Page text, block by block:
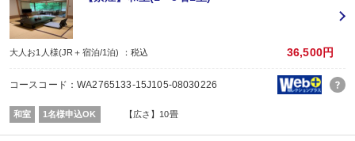
【連泊がお得♪】
2泊以上でお申し込みできる、お得なプランです。
※1泊でのご予約はできません
※すべての宿泊日が同一条件となります。
・
賀寿の当月内にご宿泊の場合、還暦・喜寿・米寿のお祝いちゃんちゃんこ無
※証明できるものをお持ちください。
※予約条件入力の画面でチェックを入れて下さい。
■夕食
大人お1人様(JR＋宿泊/1泊) ：税込 36,500円
コースコード：WA2765133-15J105-08030226
和室 1名様申込OK 【広さ】10畳